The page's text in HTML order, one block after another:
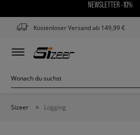
NEWSLETTER -10%
Kostenloser Versand ab 149,99 €
Sizeer > Logging